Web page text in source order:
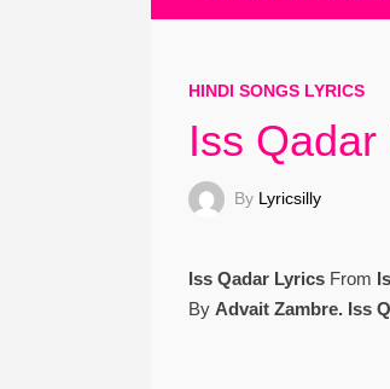
HINDI SONGS LYRICS
Iss
By Lyricsilly
Iss Qadar LyricsFrom
By Advait Zambre. Iss